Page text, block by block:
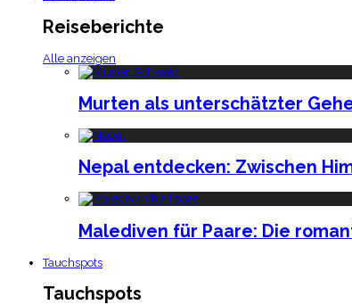
Reiseberichte
Alle anzeigen
Murten als unterschätzter
Nepal entdecken: Zwischen
Malediven für Paare: Die
Tauchspots
Tauchspots